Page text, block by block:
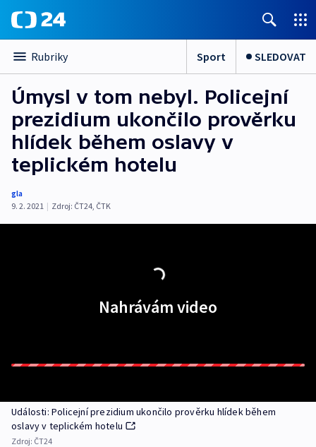
Rubriky Sport SLEDOVAT
Úmysl v tom nebyl. Policejní
prezidium ukončilo prověrku
hlídek během oslavy v
teplickém hotelu
gla
9. 2. 2021 | Zdroj: ČT24, ČTK
Nahrávám video
Události: Policejní prezidium ukončilo prověrku hlídek během
oslavy v teplickém hotelu
Zdroj: ČT24